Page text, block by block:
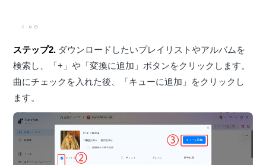
ステップ2. ダウンロードしたいプレイリストやアルバムを
検索し、「+」や「変換に追加」ボタンをクリックします。
曲にチェックを入れた後、「キューに追加」をクリックし
ます。